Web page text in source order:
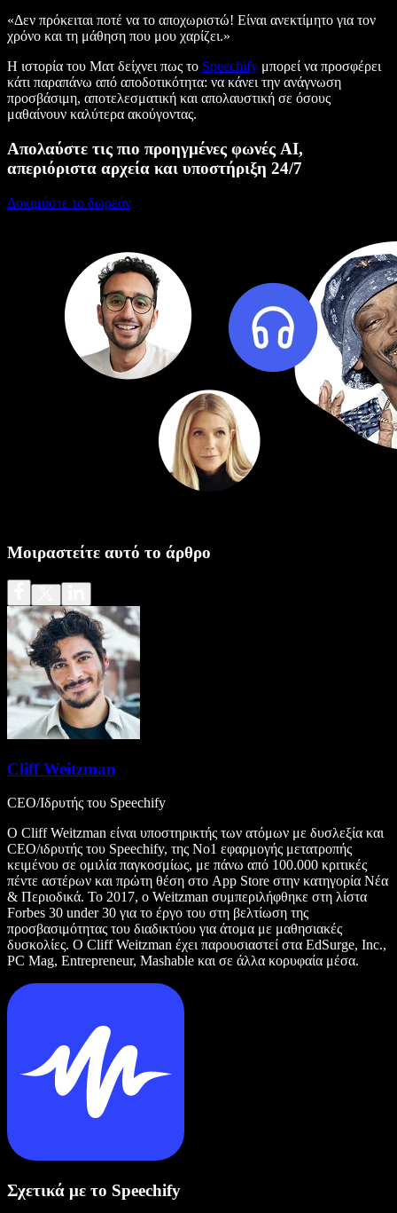
«Δεν πρόκειται ποτέ να το αποχωριστώ! Είναι ανεκτίμητο για τον
χρόνο και τη μάθηση που μου χαρίζει.»
Η ιστορία του Ματ δείχνει πως το Speechify μπορεί να προσφέρει
κάτι παραπάνω από αποδοτικότητα: να κάνει την ανάγνωση
προσβάσιμη, αποτελεσματική και απολαυστική σε όσους
μαθαίνουν καλύτερα ακούγοντας.
Απολαύστε τις πιο προηγμένες φωνές AI,
απεριόριστα αρχεία και υποστήριξη 24/7
Δοκιμάστε το δωρεάν
Μοιραστείτε αυτό το άρθρο
Cliff Weitzman
CEO/Ιδρυτής του Speechify
Ο Cliff Weitzman είναι υποστηρικτής των ατόμων με δυσλεξία και
CEO/ιδρυτής του Speechify, της Νο1 εφαρμογής μετατροπής
κειμένου σε ομιλία παγκοσμίως, με πάνω από 100.000 κριτικές
πέντε αστέρων και πρώτη θέση στο App Store στην κατηγορία Νέα
& Περιοδικά. Το 2017, ο Weitzman συμπεριλήφθηκε στη λίστα
Forbes 30 under 30 για το έργο του στη βελτίωση της
προσβασιμότητας του διαδικτύου για άτομα με μαθησιακές
δυσκολίες. Ο Cliff Weitzman έχει παρουσιαστεί στα EdSurge, Inc.,
PC Mag, Entrepreneur, Mashable και σε άλλα κορυφαία μέσα.
Σχετικά με το Speechify